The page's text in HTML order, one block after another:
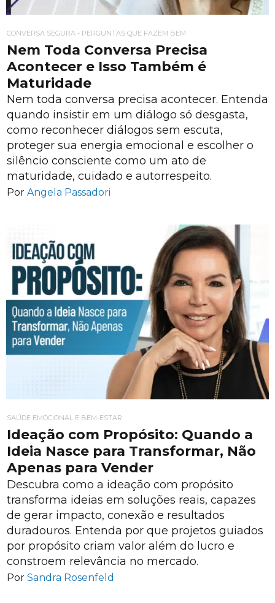
CONVERSA SEGURA - PERGUNTAS QUE FAZEM BEM
Nem Toda Conversa Precisa
Acontecer e Isso Também é
Maturidade
Nem toda conversa precisa acontecer. Entenda
quando insistir em um diálogo só desgasta,
como reconhecer diálogos sem escuta,
proteger sua energia emocional e escolher o
silêncio consciente como um ato de
maturidade, cuidado e autorrespeito.
Por Angela Passadori
SAÚDE EMOCIONAL E BEM-ESTAR
Ideação com Propósito: Quando a
Ideia Nasce para Transformar, Não
Apenas para Vender
Descubra como a ideação com propósito
transforma ideias em soluções reais, capazes
de gerar impacto, conexão e resultados
duradouros. Entenda por que projetos guiados
por propósito criam valor além do lucro e
constroem relevância no mercado.
Por Sandra Rosenfeld